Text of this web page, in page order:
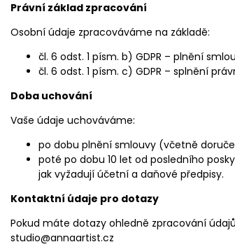
Právní základ zpracování
Osobní údaje zpracováváme na základě:
čl. 6 odst. 1 písm. b) GDPR – plnění
čl. 6 odst. 1 písm. c) GDPR – splnění
Doba uchování
Vaše údaje uchováváme:
po dobu plnění smlouvy (včetně
poté po dobu 10 let od posledního
jak vyžadují účetní a daňové předpisy.
Kontaktní údaje pro dotazy
Pokud máte dotazy ohledně zpracování
studio@annaartist.cz